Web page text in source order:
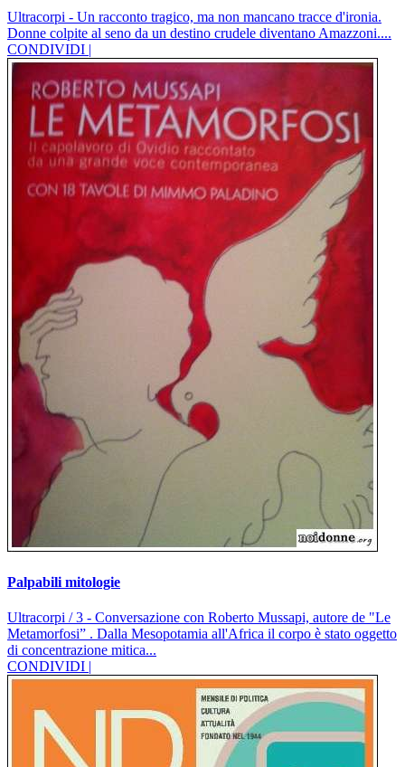
Ultracorpi - Un racconto tragico, ma non mancano tracce d'ironia.
Donne colpite al seno da un destino crudele diventano Amazzoni....
CONDIVIDI |
Palpabili mitologie
Ultracorpi / 3 - Conversazione con Roberto Mussapi, autore de "Le
Metamorfosi” . Dalla Mesopotamia all'Africa il corpo è stato oggetto
di concentrazione mitica...
CONDIVIDI |